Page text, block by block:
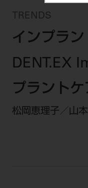
TRENDS
インプラ
DENT.EX
プラント
松岡恵理子／山
大型器械
チェア・ユ
レーザー装
その他設
製品から探す
カテゴリー
メーカーか
デジタル製品
商品に関す
セミナー・イベント
全てのセミナー
全種別
開業マニュアル
開業医インタビュ
モリタ友の会
有料会員のご案内
学術・お役立ち情報